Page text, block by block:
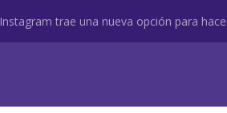
Instagram trae una nueva opción para